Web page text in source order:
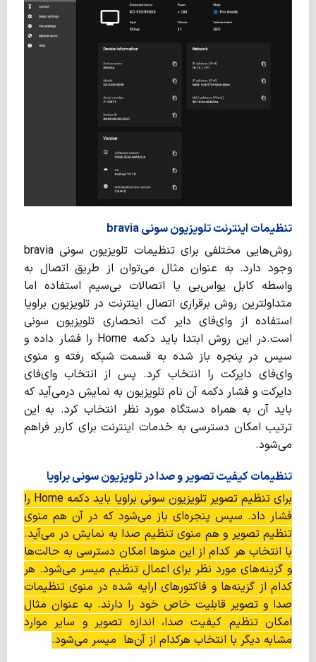
تنظیمات اینترنت تلویزیون سونی bravia
روش‌هایی مختلفی برای تنظیمات تلویزیون سونی bravia
وجود دارد. به عنوان مثال می‌توان از طریق اتصال به
واسطه کابل یو‌اس‌بی یا اتصالات بی‌سیم استفاده اما
متداولترین روش برقراری اتصال اینترنت در تلویزیون براویا
استفاده از وای‌فای دایر کت انحصاری تلویزیون سونی
است.در این روش ابتدا باید دکمه Home را فشار داده و
سپس در پنجره باز شده به قسمت شبکه رفته و منوی
وای‌فای دایرکت را انتخاب کرد. پس از انتخاب وای‌فای
دایرکت و فشار دکمه آن نام تلویزیون به نمایش درمی‌آید که
باید آن به همراه دستگاه مورد نظر انتخاب کرد. به این
ترتیب امکان دسترسی به خدمات اینترنت برای کاربر فراهم
می‌شود.
تنظیمات کیفیت تصویر و صدا در تلویزیون سونی براویا
برای تنظیم تصویر تلویزیون سونی براویا باید دکمه Home را
فشار داد. سپس پنجره‌ای باز می‌شود که در آن هم منوی
تنظیم تصویر و هم منوی تنظیم صدا به نمایش در می‌آید.
با انتخاب هر کدام از این منوها امکان دسترسی به حالت‌ها
و گزینه‌های مورد نظر برای اعمال تنظیم میسر می‌شود. هر
کدام از گزینه‌ها و فاکتورهای ارایه شده در منوی تنظیمات
صدا و تصویر قابلیت خاص خود را دارند. به عنوان مثال
امکان تنظیم کیفیت صدا، اندازه تصویر و سایر موارد
مشابه دیگر با انتخاب هرکدام از آن‌ها میسر می‌شود.